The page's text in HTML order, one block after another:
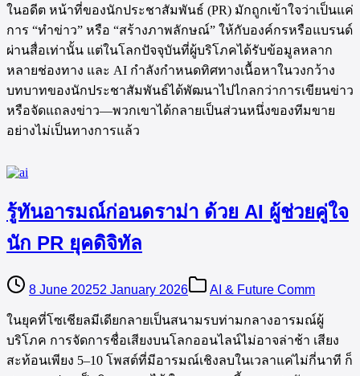
ในอดีต หน้าที่ของนักประชาสัมพันธ์ (PR) มักถูกเข้าใจว่าเป็นแค่
การ “ทำข่าว” หรือ “สร้างภาพลักษณ์” ให้กับองค์กรหรือแบรนด์
ผ่านสื่อเท่านั้น แต่ในโลกปัจจุบันที่ผู้บริโภคได้รับข้อมูลหลาก
หลายช่องทาง และ AI กำลังกำหนดทิศทางเนื้อหาในวงกว้าง
บทบาทของนักประชาสัมพันธ์ได้พัฒนาไปไกลกว่าการเขียนข่าว
หรือจัดแถลงข่าว—พวกเขาได้กลายเป็นส่วนหนึ่งของทีมขาย
อย่างไม่เป็นทางการแล้ว
รู้ทันอารมณ์ก่อนดราม่า ด้วย AI ผู้ช่วยคู่ใจ
นัก PR ยุคดิจิทัล
8 June 20252 January 2026 AI & Future Comm
ในยุคที่โซเชียลมีเดียกลายเป็นสนามรบท่ามกลางอารมณ์ผู้
บริโภค การจัดการชื่อเสียงบนโลกออนไลน์ไม่อาจล่าช้า เสียง
สะท้อนเพียง 5–10 โพสต์ที่มีอารมณ์เชิงลบในเวลาแค่ไม่กี่นาที ก็